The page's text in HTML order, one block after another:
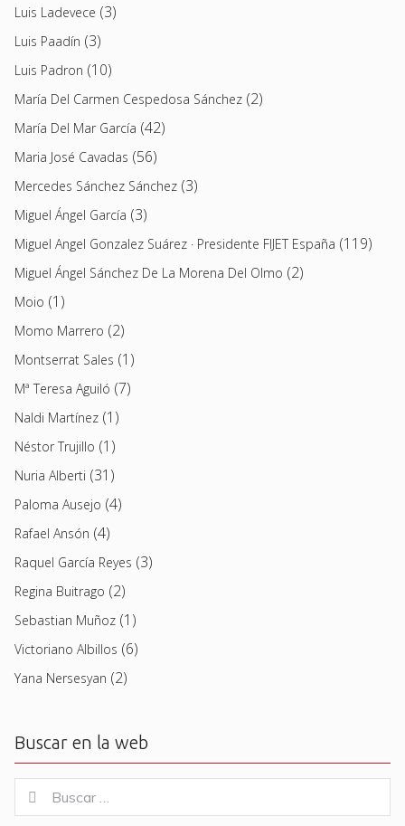
Luis Ladevece (3)
Luis Paadín (3)
Luis Padron (10)
María Del Carmen Cespedosa Sánchez (2)
María Del Mar García (42)
Maria José Cavadas (56)
Mercedes Sánchez Sánchez (3)
Miguel Ángel García (3)
Miguel Angel Gonzalez Suárez · Presidente FIJET España (119)
Miguel Ángel Sánchez De La Morena Del Olmo (2)
Moio (1)
Momo Marrero (2)
Montserrat Sales (1)
Mª Teresa Aguiló (7)
Naldi Martínez (1)
Néstor Trujillo (1)
Nuria Alberti (31)
Paloma Ausejo (4)
Rafael Ansón (4)
Raquel García Reyes (3)
Regina Buitrago (2)
Sebastian Muñoz (1)
Victoriano Albillos (6)
Yana Nersesyan (2)
Buscar en la web
for:
Buscar